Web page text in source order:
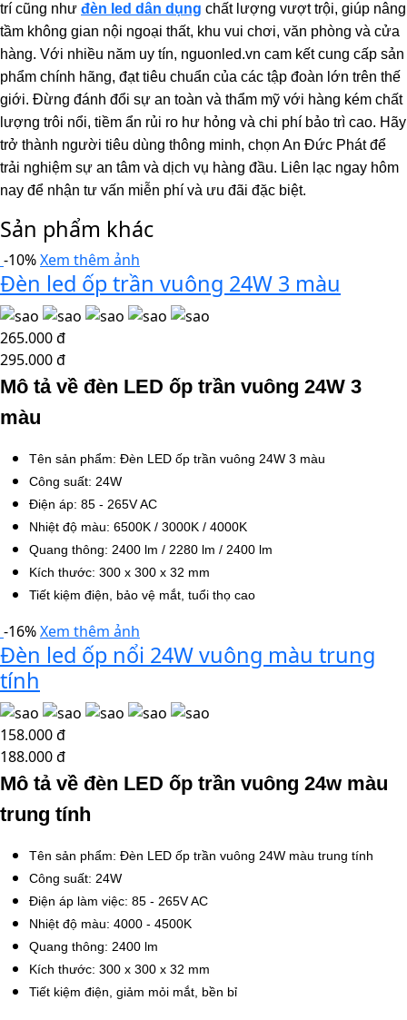
trí cũng như đèn led dân dụng chất lượng vượt trội, giúp nâng
tầm không gian nội ngoại thất, khu vui chơi, văn phòng và cửa
hàng. Với nhiều năm uy tín, nguonled.vn cam kết cung cấp sản
phẩm chính hãng, đạt tiêu chuẩn của các tập đoàn lớn trên thế
giới. Đừng đánh đổi sự an toàn và thẩm mỹ với hàng kém chất
lượng trôi nổi, tiềm ẩn rủi ro hư hỏng và chi phí bảo trì cao. Hãy
trở thành người tiêu dùng thông minh, chọn An Đức Phát để
trải nghiệm sự an tâm và dịch vụ hàng đầu. Liên lạc ngay hôm
nay để nhận tư vấn miễn phí và ưu đãi đặc biệt.
Sản phẩm khác
-10%Xem thêm ảnh
Đèn led ốp trần vuông 24W 3 màu
265.000 đ
295.000 đ
Mô tả về đèn LED ốp trần vuông 24W 3
màu
Tên sản phẩm: Đèn LED ốp trần vuông 24W 3 màu
Công suất: 24W
Điện áp: 85 - 265V AC
Nhiệt độ màu: 6500K / 3000K / 4000K
Quang thông: 2400 lm / 2280 lm / 2400 lm
Kích thước: 300 x 300 x 32 mm
Tiết kiệm điện, bảo vệ mắt, tuổi thọ cao
-16%Xem thêm ảnh
Đèn led ốp nổi 24W vuông màu trung
tính
158.000 đ
188.000 đ
Mô tả về đèn LED ốp trần vuông 24w màu
trung tính
Tên sản phẩm: Đèn LED ốp trần vuông 24W màu trung tính
Công suất: 24W
Điện áp làm việc: 85 - 265V AC
Nhiệt độ màu: 4000 - 4500K
Quang thông: 2400 lm
Kích thước: 300 x 300 x 32 mm
Tiết kiệm điện, giảm mỏi mắt, bền bỉ